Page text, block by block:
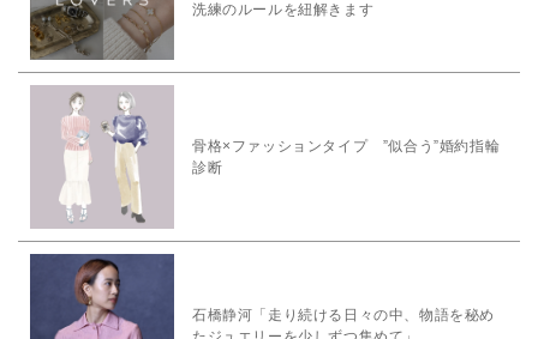
洗練のルールを紐解きます
骨格×ファッションタイプ ”似合う”婚約指輪
診断
石橋静河「走り続ける日々の中、物語を秘め